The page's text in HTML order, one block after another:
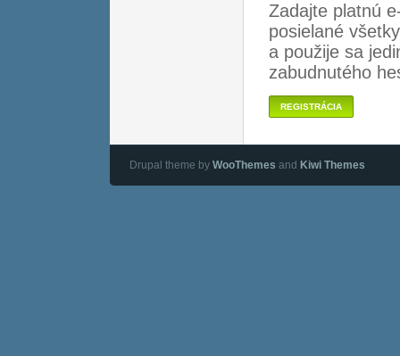
Zadajte platnú
posielané
a použije sa
zabudnutého
Drupal theme by WooThemes and Kiwi Themes